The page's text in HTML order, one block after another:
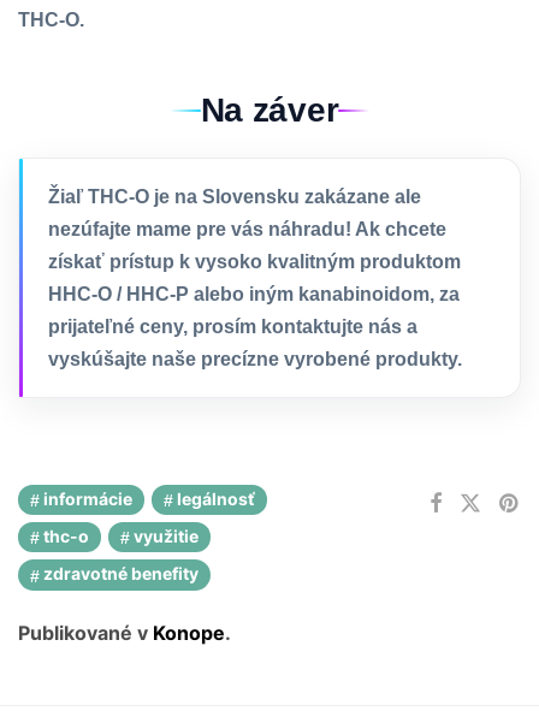
THC-O.
Na záver
Žiaľ THC-O je na Slovensku zakázane ale
nezúfajte mame pre vás náhradu! Ak chcete
získať prístup k vysoko kvalitným produktom
HHC-O / HHC-P alebo iným kanabinoidom, za
prijateľné ceny, prosím kontaktujte nás a
vyskúšajte naše precízne vyrobené produkty.
informácie
legálnosť
thc-o
využitie
zdravotné benefity
Publikované v Konope.